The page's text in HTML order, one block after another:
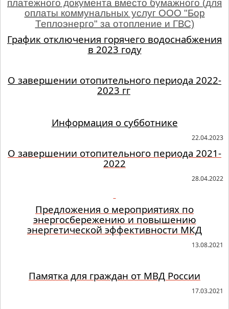
платежного документа вместо бумажного (для
оплаты коммунальных услуг ООО "Бор
Теплоэнерго" за отопление и ГВС)
График отключения горячего водоснабжения
в 2023 году
О завершении отопительного периода 2022-
2023 гг
Информация о субботнике
22.04.2023
О завершении отопительного периода 2021-
2022
28.04.2022
Предложения о мероприятиях по
энергосбережению и повышению
энергетической эффективности МКД
13.08.2021
Памятка для граждан от МВД России
17.03.2021